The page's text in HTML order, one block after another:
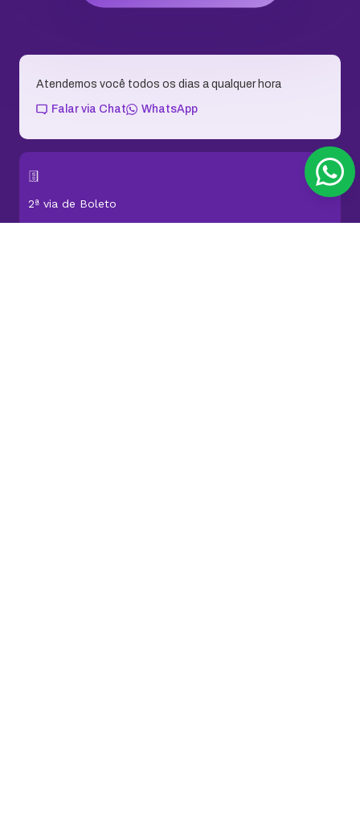
Atendemos você todos os dias a qualquer hora
Falar via Chat WhatsApp
2ª via de Boleto